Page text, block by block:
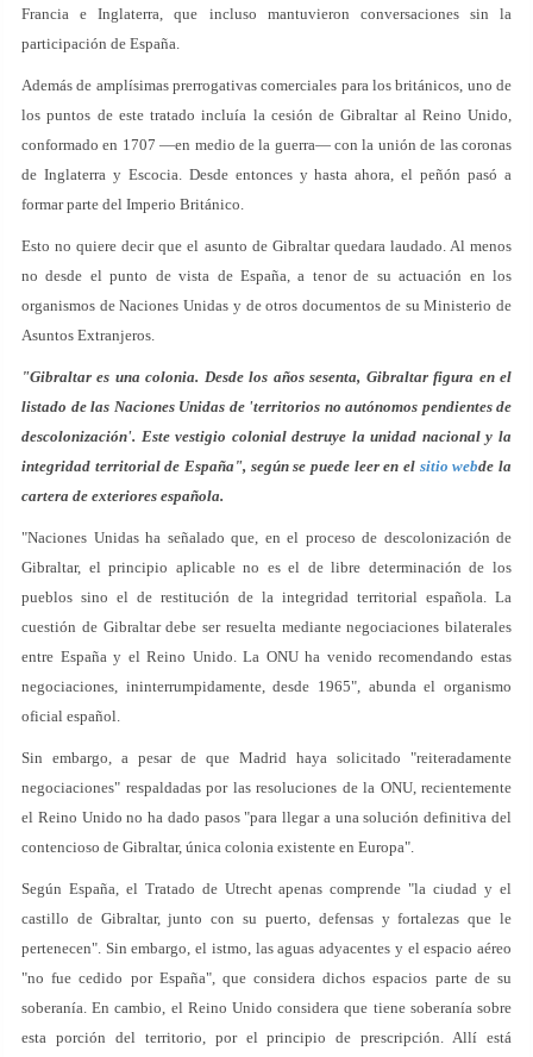
Francia e Inglaterra, que incluso mantuvieron conversaciones sin la
participación de España.
Además de amplísimas prerrogativas comerciales para los británicos, uno de
los puntos de este tratado incluía la cesión de Gibraltar al Reino Unido,
conformado en 1707 —en medio de la guerra— con la unión de las coronas
de Inglaterra y Escocia. Desde entonces y hasta ahora, el peñón pasó a
formar parte del Imperio Británico.
Esto no quiere decir que el asunto de Gibraltar quedara laudado. Al menos
no desde el punto de vista de España, a tenor de su actuación en los
organismos de Naciones Unidas y de otros documentos de su Ministerio de
Asuntos Extranjeros.
"Gibraltar es una colonia. Desde los años sesenta, Gibraltar figura en el
listado de las Naciones Unidas de 'territorios no autónomos pendientes de
descolonización'. Este vestigio colonial destruye la unidad nacional y la
integridad territorial de España", según se puede leer en el sitio webde la
cartera de exteriores española.
"Naciones Unidas ha señalado que, en el proceso de descolonización de
Gibraltar, el principio aplicable no es el de libre determinación de los
pueblos sino el de restitución de la integridad territorial española. La
cuestión de Gibraltar debe ser resuelta mediante negociaciones bilaterales
entre España y el Reino Unido. La ONU ha venido recomendando estas
negociaciones, ininterrumpidamente, desde 1965", abunda el organismo
oficial español.
Sin embargo, a pesar de que Madrid haya solicitado "reiteradamente
negociaciones" respaldadas por las resoluciones de la ONU, recientemente
el Reino Unido no ha dado pasos "para llegar a una solución definitiva del
contencioso de Gibraltar, única colonia existente en Europa".
Según España, el Tratado de Utrecht apenas comprende "la ciudad y el
castillo de Gibraltar, junto con su puerto, defensas y fortalezas que le
pertenecen". Sin embargo, el istmo, las aguas adyacentes y el espacio aéreo
"no fue cedido por España", que considera dichos espacios parte de su
soberanía. En cambio, el Reino Unido considera que tiene soberanía sobre
esta porción del territorio, por el principio de prescripción. Allí está